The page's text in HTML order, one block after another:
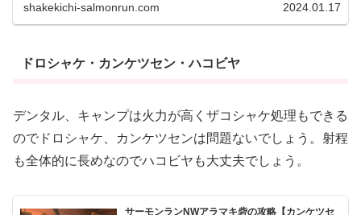
shakekichi-salmonrun.com 2024.01.17
ドロシャケ・カンケツセン・ハコビヤ
デンタル、キャンプは火力が高くザコシャケ処理もできる
のでドロシャケ、カンケツセンは問題ないでしょう。射程
も全体的に長めなのでハコビヤも大丈夫でしょう。
サーモンランNWアラマキ砦の攻略【カンケツセ